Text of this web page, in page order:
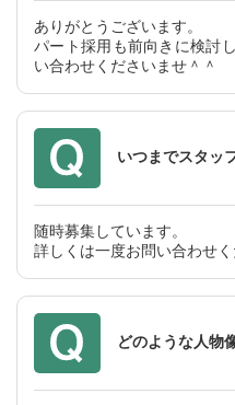
ありがとうございます。
パート採⽤も前向きに検討
い合わせくださいませ＾＾
いつまでスタッ
随時募集しています。
詳しくは⼀度お問い合わせく
どのような人物